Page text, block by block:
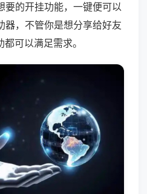
要的开挂功能，一键便可以
器，不管你是想分享给好友
可以满足需求。